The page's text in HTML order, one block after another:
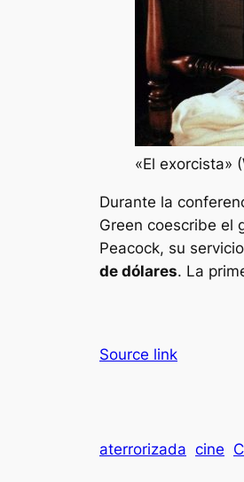
«El exorcista»
Durante la
Green coescribe el
Peacock, su
de dólares. La
Source link
aterrorizada cine